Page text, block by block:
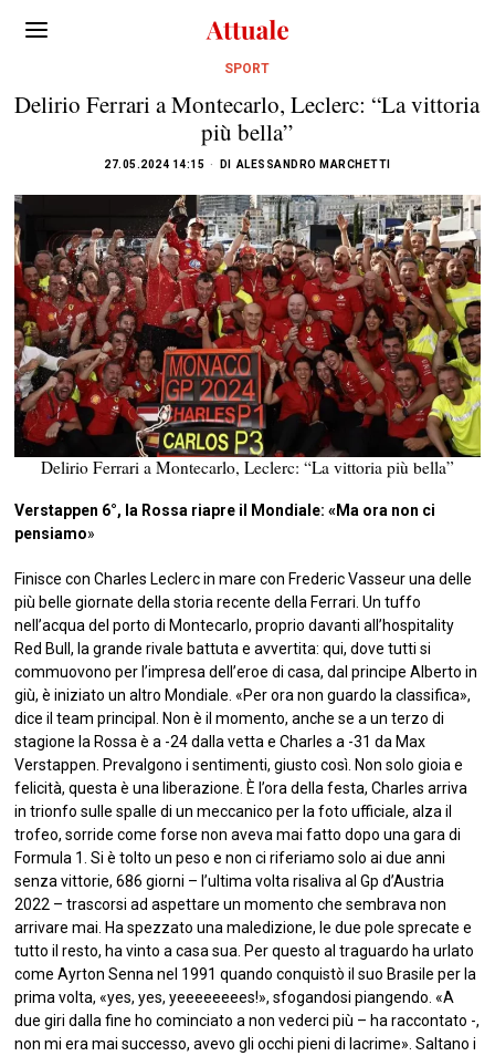
SPORT
Delirio Ferrari a Montecarlo, Leclerc: “La vittoria
più bella”
27.05.2024 14:15 DI ALESSANDRO MARCHETTI
Delirio Ferrari a Montecarlo, Leclerc: “La vittoria più bella”
Verstappen 6°, la Rossa riapre il Mondiale: «Ma ora non ci
pensiamo»
Finisce con Charles Leclerc in mare con Frederic Vasseur una delle
più belle giornate della storia recente della Ferrari. Un tuffo
nell’acqua del porto di Montecarlo, proprio davanti all’hospitality
Red Bull, la grande rivale battuta e avvertita: qui, dove tutti si
commuovono per l’impresa dell’eroe di casa, dal principe Alberto in
giù, è iniziato un altro Mondiale. «Per ora non guardo la classifica»,
dice il team principal. Non è il momento, anche se a un terzo di
stagione la Rossa è a -24 dalla vetta e Charles a -31 da Max
Verstappen. Prevalgono i sentimenti, giusto così. Non solo gioia e
felicità, questa è una liberazione. È l’ora della festa, Charles arriva
in trionfo sulle spalle di un meccanico per la foto ufficiale, alza il
trofeo, sorride come forse non aveva mai fatto dopo una gara di
Formula 1. Si è tolto un peso e non ci riferiamo solo ai due anni
senza vittorie, 686 giorni – l’ultima volta risaliva al Gp d’Austria
2022 – trascorsi ad aspettare un momento che sembrava non
arrivare mai. Ha spezzato una maledizione, le due pole sprecate e
tutto il resto, ha vinto a casa sua. Per questo al traguardo ha urlato
come Ayrton Senna nel 1991 quando conquistò il suo Brasile per la
prima volta, «yes, yes, yeeeeeeees!», sfogandosi piangendo. «A
due giri dalla fine ho cominciato a non vederci più – ha raccontato -,
non mi era mai successo, avevo gli occhi pieni di lacrime». Saltano i